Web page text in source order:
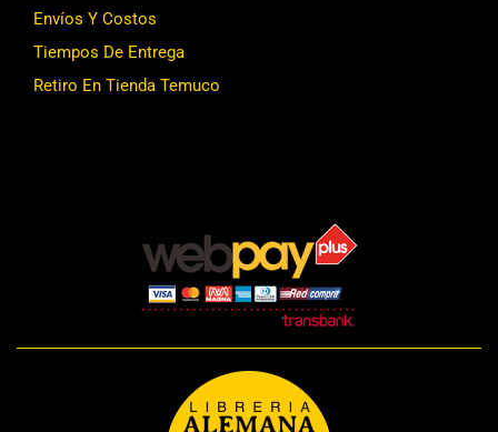
Envíos Y Costos
Tiempos De Entrega
Retiro En Tienda Temuco